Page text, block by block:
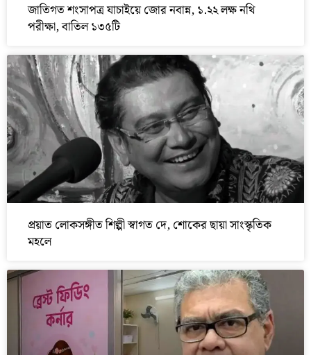
জাতিগত শংসাপত্র যাচাইয়ে জোর নবান্ন, ১.২২ লক্ষ নথি
পরীক্ষা, বাতিল ১৩৫টি
প্রয়াত লোকসঙ্গীত শিল্পী স্বাগত দে, শোকের ছায়া সাংস্কৃতিক
মহলে